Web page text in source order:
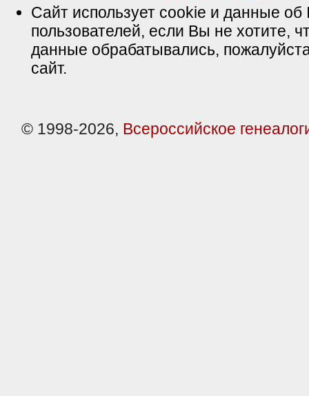
Сайт использует cookie и данные об
пользователей, если Вы не хотите,
данные обрабатывались,
сайт.
© 1998-2026, Всероссийское